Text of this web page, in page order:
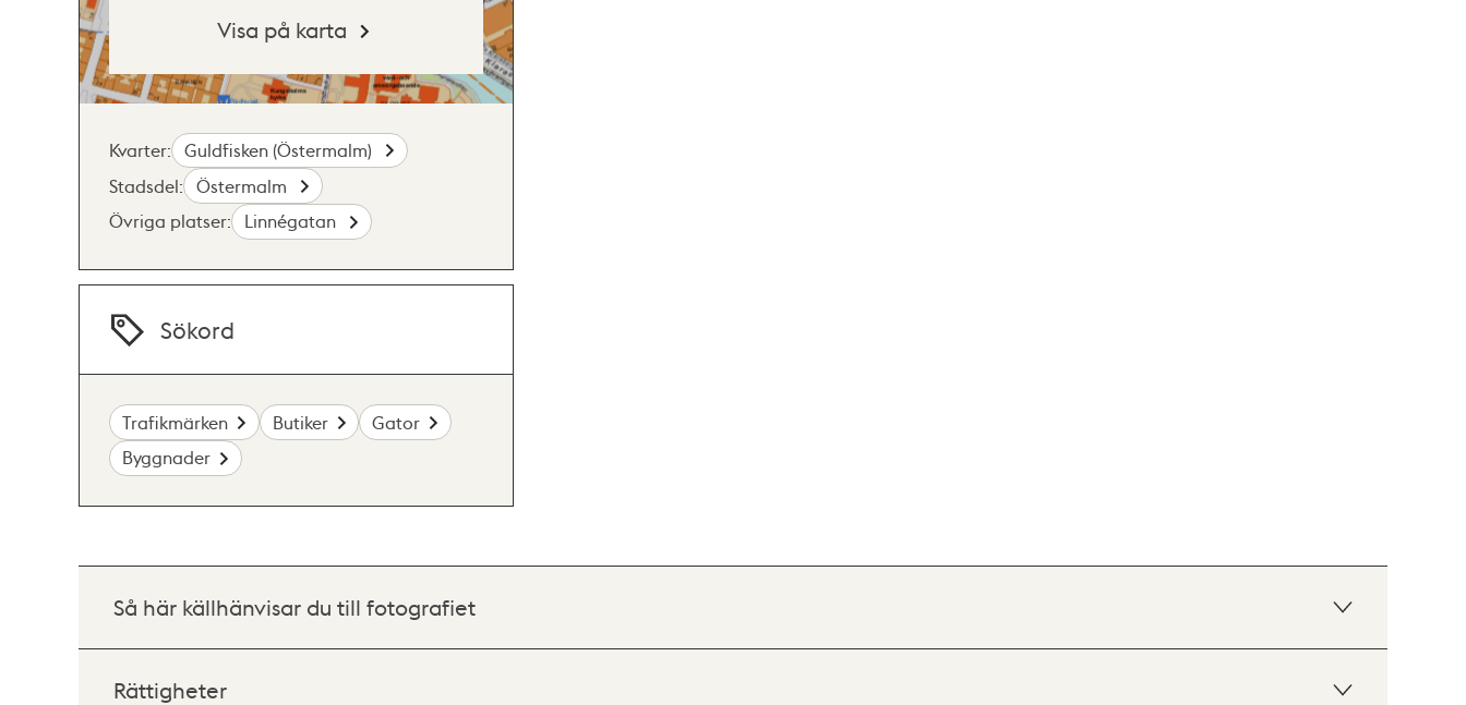
Visa på karta
Kvarter:
Guldfisken (Östermalm)
Stadsdel:
Östermalm
Övriga platser:
Linnégatan
Sökord
Trafikmärken Butiker
Gator
Byggnader
Så här källhänvisar du till fotografiet
Rättigheter